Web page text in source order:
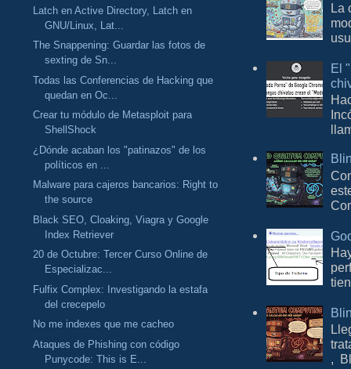
Latch en Active Directory, Latch en
GNU/Linux, Lat...
The Snappening: Guardar las fotos de
sexting de Sn...
Todas las Conferencias de Hacking que
quedan en Oc...
Crear tu módulo de Metasploit para
ShellShock
¿Dónde acaban los "patinazos" de los
políticos en ...
Malware para cajeros bancarios: Right to
the source
Black SEO, Cloaking, Viagra y Google
Index Retriever
20 de Octubre: Tercer Curso Online de
Especializac...
Fulfix Complex: Investigando la estafa
del crecepelo
No me indexes que me cacheo
Ataques de Phishing con código
Punycode: This is E...
La
El
,